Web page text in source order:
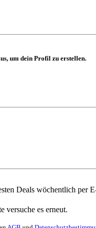
um dein Profil zu erstellen.
Deals wöchentlich per
versuche es erneut.